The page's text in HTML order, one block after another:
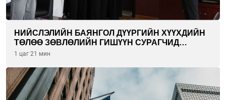
НИЙСЛЭЛИЙН БАЯНГОЛ ДҮҮРГИЙН ХҮҮХДИЙН
ТӨЛӨӨ ЗӨВЛӨЛИЙН ГИШҮҮН СУРАГЧИД
БОЛОВСРОЛЫН ЯАМАНД ЗОЧИЛЛОО
1 цаг 21 мин